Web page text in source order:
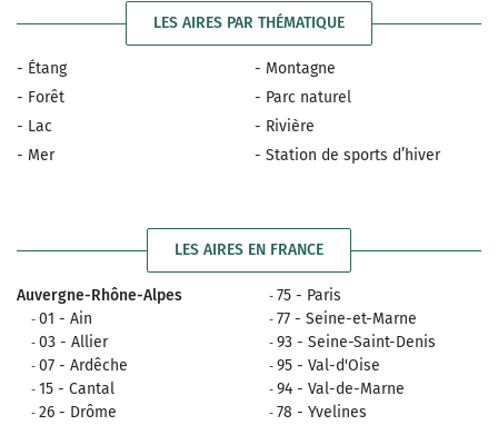
LES AIRES PAR THÉMATIQUE
- Étang
- Forêt
- Lac
- Mer
- Montagne
- Parc naturel
- Rivière
- Station de sports d’hiver
LES AIRES EN FRANCE
Auvergne-Rhône-Alpes
01 - Ain
03 - Allier
07 - Ardêche
15 - Cantal
26 - Drôme
75 - Paris
77 - Seine-et-Marne
93 - Seine-Saint-Denis
95 - Val-d'Oise
94 - Val-de-Marne
78 - Yvelines